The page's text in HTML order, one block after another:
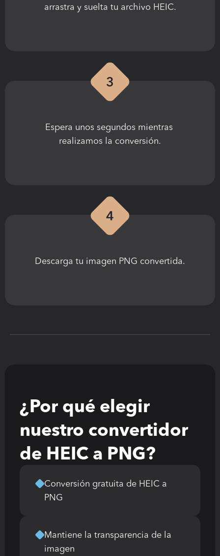
arrastra y suelta tu archivo HEIC.
Espera unos segundos mientras
realizamos la conversión.
Descarga tu imagen PNG convertida.
¿Por qué elegir
nuestro convertidor
de HEIC a PNG?
Conversión gratuita de HEIC a
PNG
Mantiene la transparencia de la
imagen